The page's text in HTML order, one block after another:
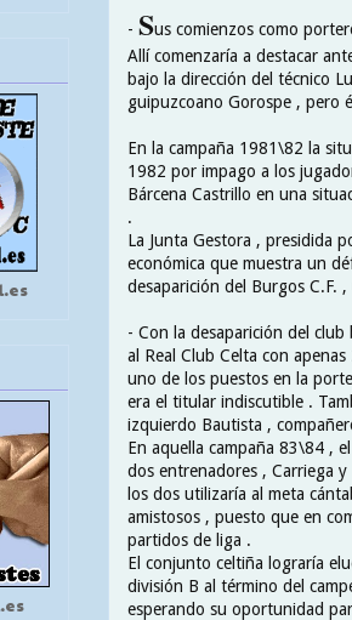
- Sus comienzos como
Allí comenzaría a destacar
bajo la dirección del técnico
guipuzcoano Gorospe , pero
En la campaña 1981\82 la
1982 por impago a los
Bárcena Castrillo en una
.
La Junta Gestora , presidida
económica que muestra un
desaparición del Burgos C.F.
- Con la desaparición del
al Real Club Celta con
uno de los puestos en la
era el titular indiscutible .
izquierdo Bautista ,
En aquella campaña 83\84 ,
dos entrenadores , Carriega
los dos utilizaría al meta
amistosos , puesto que en
partidos de liga .
El conjunto celtiña lograría
división B al término del
esperando su oportunidad